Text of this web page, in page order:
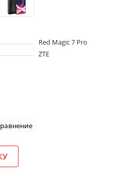
Red Magic 7 Pro
ZTE